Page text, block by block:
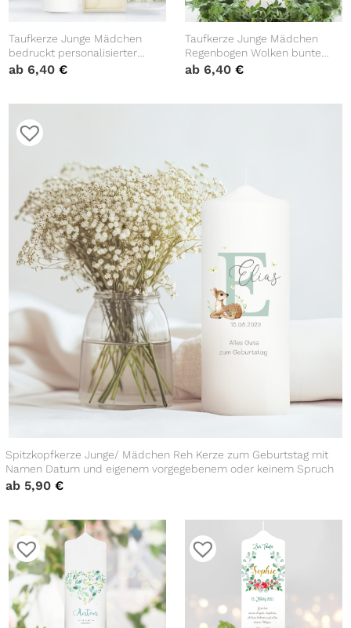
Taufkerze Junge Mädchen
bedruckt personalisierter
Buchstabe Reh Rehkitz Kerze
ab 6,40€
Taufkerze Junge Mädchen
Regenbogen Wolken bunte
Sterne bedruckt mit Namen,
ab 6,40 €
Spitzkopfkerze Junge/ Mädchen Reh Kerze zum Geburtstag mit
Namen Datum und eigenem vorgegebenem oder keinem Spruch
ab 5,90 €